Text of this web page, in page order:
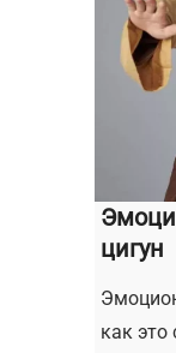
цигун
как это